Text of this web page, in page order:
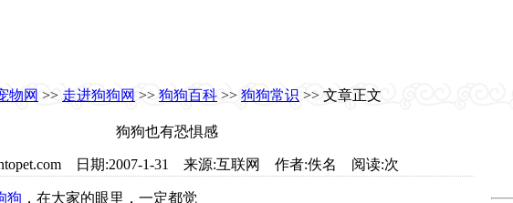
物网 >> 走进狗狗网 >> 狗狗百科 >> 狗狗常识 >> 文章正文
狗狗也有恐惧感
日期:2007-1-31 来源:互联网 作者:佚名 阅读:次
狗 ，在大家的眼里，一定都觉